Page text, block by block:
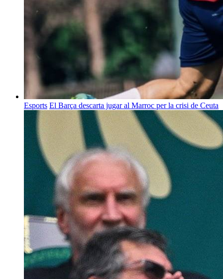
Esports El Barça descarta jugar al Marroc per la crisi de Ceuta